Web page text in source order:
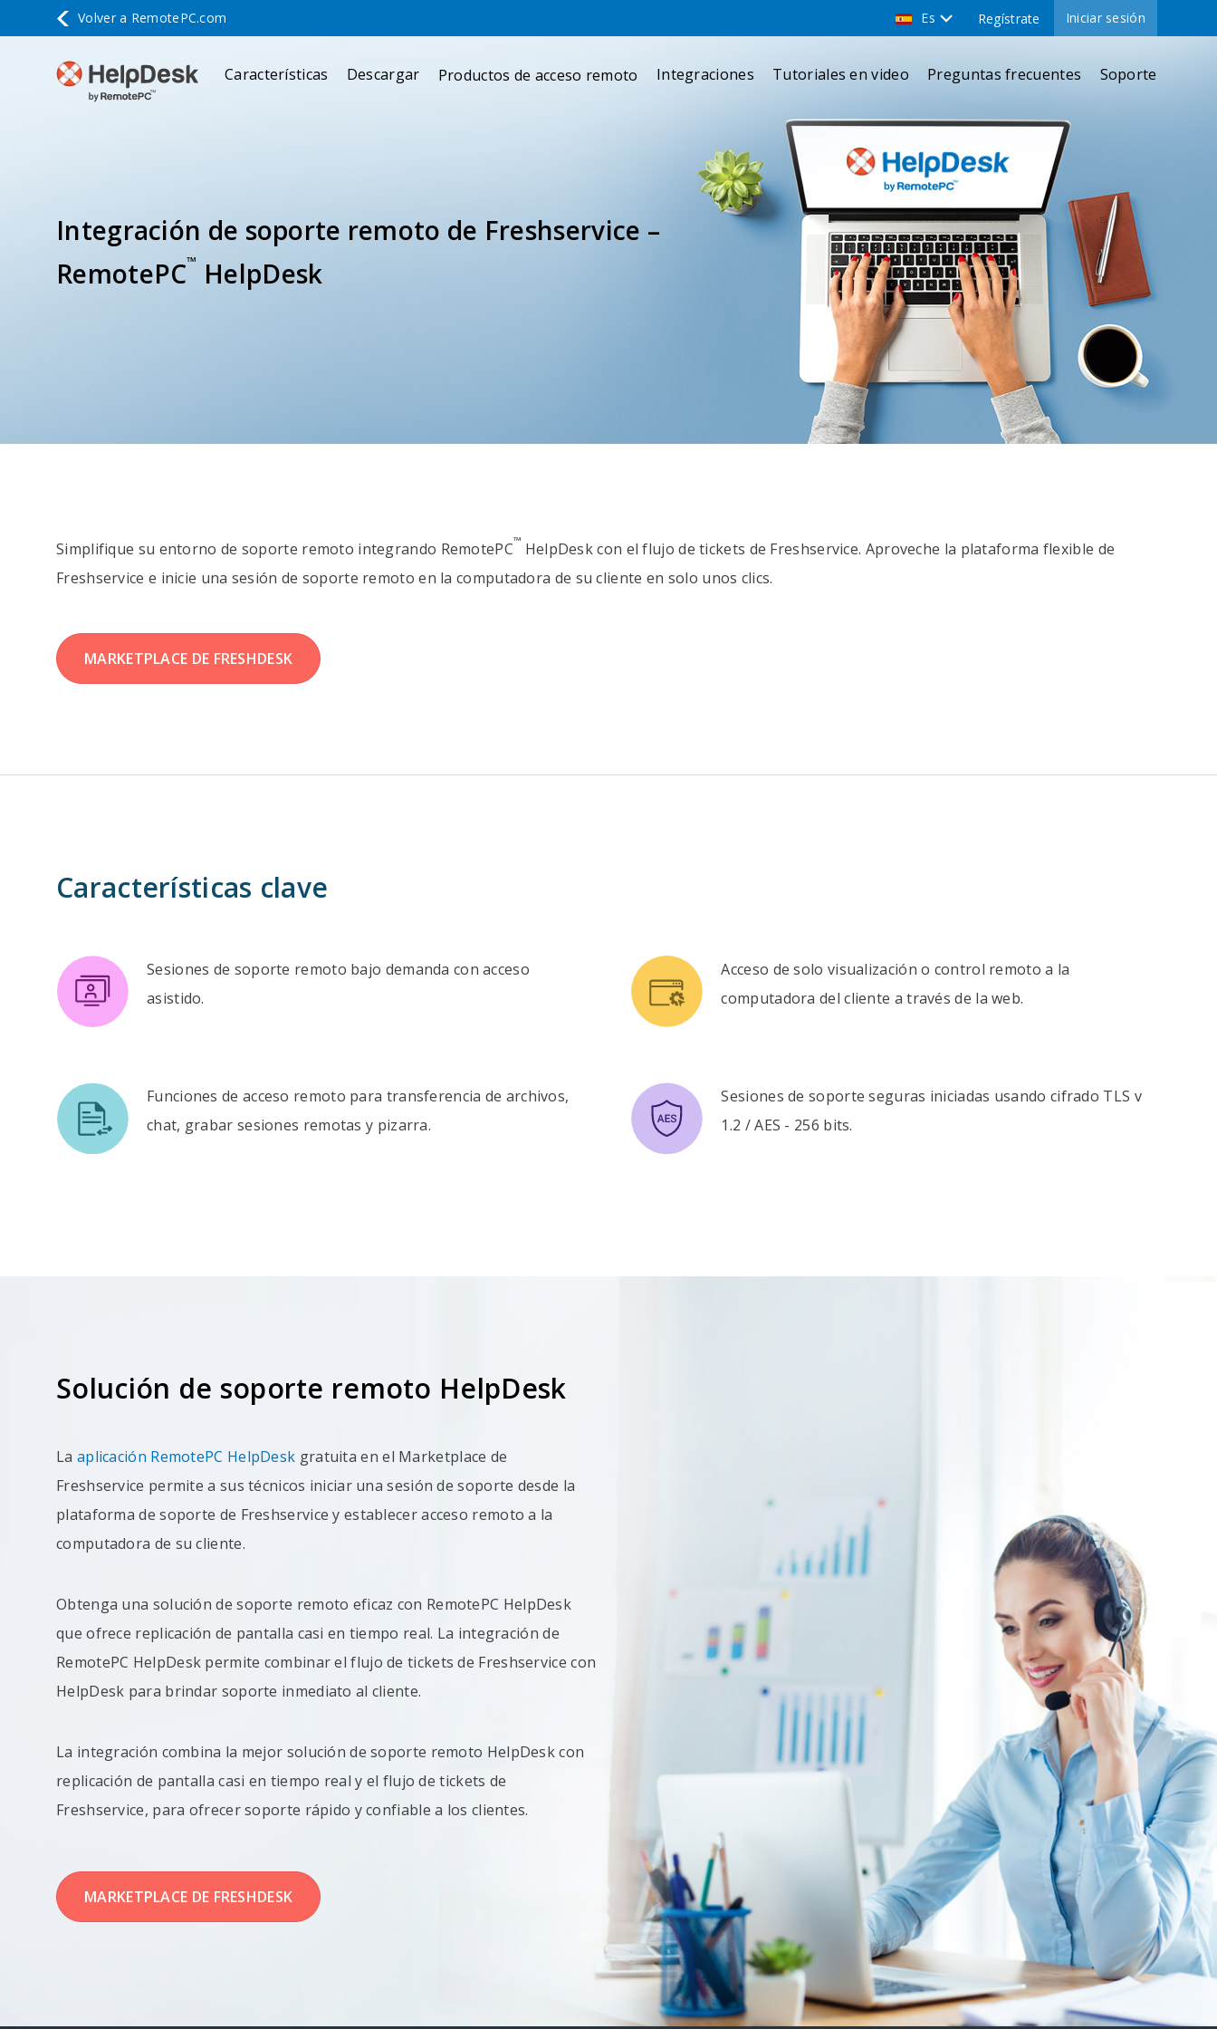
Volver a RemotePC.com Es Regístrate Iniciar sesión
Características Descargar Productos de acceso remoto Integraciones Tutoriales en video Preguntas frecuentes Soporte
Integración de soporte remoto de Freshservice –
RemotePC™ HelpDesk
Simplifique su entorno de soporte remoto integrando RemotePC™ HelpDesk con el flujo de tickets de Freshservice. Aproveche la plataforma flexible de
Freshservice e inicie una sesión de soporte remoto en la computadora de su cliente en solo unos clics.
MARKETPLACE DE FRESHDESK
Características clave
Sesiones de soporte remoto bajo demanda con acceso
asistido.
Acceso de solo visualización o control remoto a la
computadora del cliente a través de la web.
Funciones de acceso remoto para transferencia de archivos,
chat, grabar sesiones remotas y pizarra.
Sesiones de soporte seguras iniciadas usando cifrado TLS v
1.2 / AES - 256 bits.
Solución de soporte remoto HelpDesk
La aplicación RemotePC HelpDesk gratuita en el Marketplace de
Freshservice permite a sus técnicos iniciar una sesión de soporte desde la
plataforma de soporte de Freshservice y establecer acceso remoto a la
computadora de su cliente.
Obtenga una solución de soporte remoto eficaz con RemotePC HelpDesk
que ofrece replicación de pantalla casi en tiempo real. La integración de
RemotePC HelpDesk permite combinar el flujo de tickets de Freshservice con
HelpDesk para brindar soporte inmediato al cliente.
La integración combina la mejor solución de soporte remoto HelpDesk con
replicación de pantalla casi en tiempo real y el flujo de tickets de
Freshservice, para ofrecer soporte rápido y confiable a los clientes.
MARKETPLACE DE FRESHDESK